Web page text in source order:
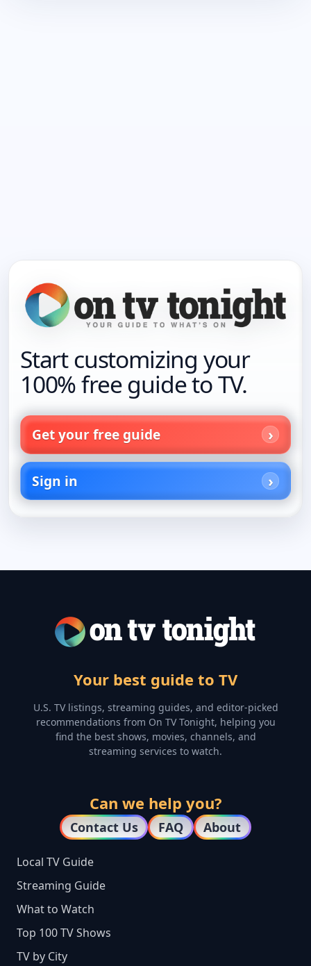
Start customizing your
100% free guide to TV.
Get your free guide
Sign in
Your best guide to TV
U.S. TV listings, streaming guides, and editor-picked
recommendations from On TV Tonight, helping you
find the best shows, movies, channels, and
streaming services to watch.
Can we help you?
Contact Us FAQ About
Local TV Guide
Streaming Guide
What to Watch
Top 100 TV Shows
TV by City